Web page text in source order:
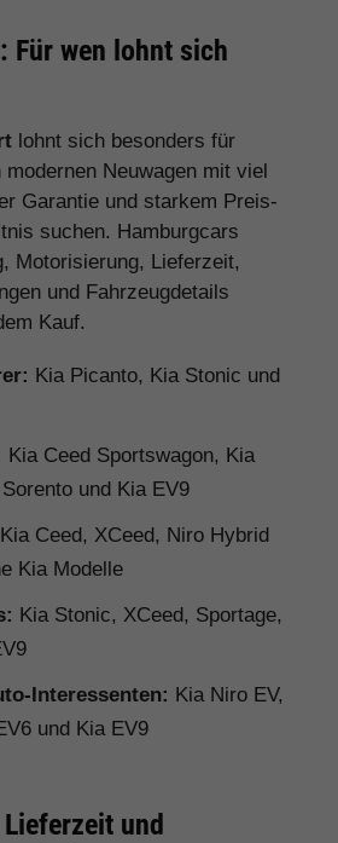
Für wen lohnt sich
lohnt sich besonders für
modernen Neuwagen mit viel
Garantie und starkem Preis-
suchen. Hamburgcars
Motorisierung, Lieferzeit,
und Fahrzeugdetails
Kauf.
Kia Picanto, Kia Stonic und
Kia Ceed Sportswagon, Kia
und Kia EV9
Kia Ceed, XCeed, Niro Hybrid
Kia Modelle
Kia Stonic, XCeed, Sportage,
Interessenten: Kia Niro EV,
und Kia EV9
und